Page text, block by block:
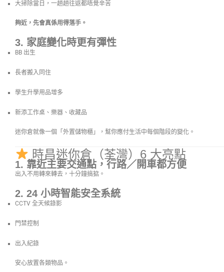
大掃除當日，一趟趟往返都唔覺辛苦
夠近，先會真係用得落手。
3. 家庭變化時更有彈性
BB 出生
長者搬入同住
學生升學用品增多
新添工作桌、樂器、收藏品
迷你倉就像一個「外置儲物櫃」，幫你應付生活中每個階段的變化。
時昌迷你倉（荃灣）6 大亮點
1. 靠近主要交通點，行路／開車都方便
出入不用轉來轉去，十分鐘搞掂。
2. 24 小時智能安全系統
CCTV 全天候錄影
門禁控制
出入紀錄
安心放置各類物品。